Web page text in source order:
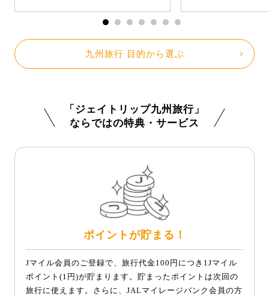
九州旅行 目的から選ぶ
「ジェイトリップ九州旅行」
ならではの特典・サービス
ポイントが貯まる！
Jマイル会員のご登録で、旅行代金100円につき1Jマイル
ポイント(1円)が貯まります。貯まったポイントは次回の
旅行に使えます。さらに、JALマイレージバンク会員の方